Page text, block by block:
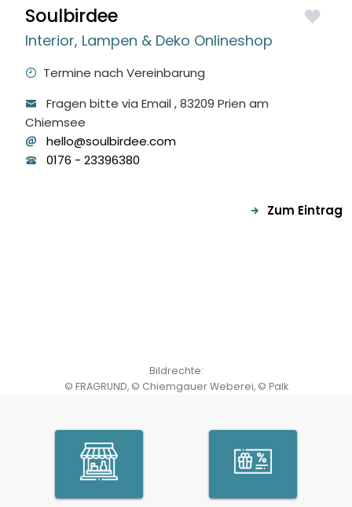
Soulbirdee
Interior, Lampen & Deko Onlineshop
Termine nach Vereinbarung
Fragen bitte via Email , 83209 Prien am
Chiemsee
hello@soulbirdee.com
0176 - 23396380
Zum Eintrag
Bildrechte:
© FRAGRUND,© Chiemgauer Weberei,© Palk